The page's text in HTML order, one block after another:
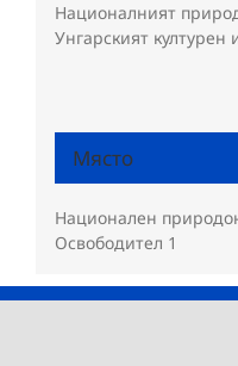
Националният
Унгарският културен
Място
Национален
Освободител 1